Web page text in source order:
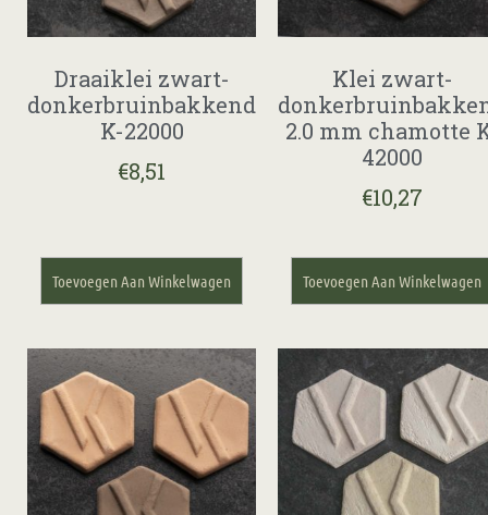
Draaiklei zwart-
donkerbruinbakkend
K-22000
€8,51
Toevoegen Aan Winkelwagen
Klei zwart-
2.0 mm chamotte
42000
€10,27
Toevoegen Aan Winkelwagen